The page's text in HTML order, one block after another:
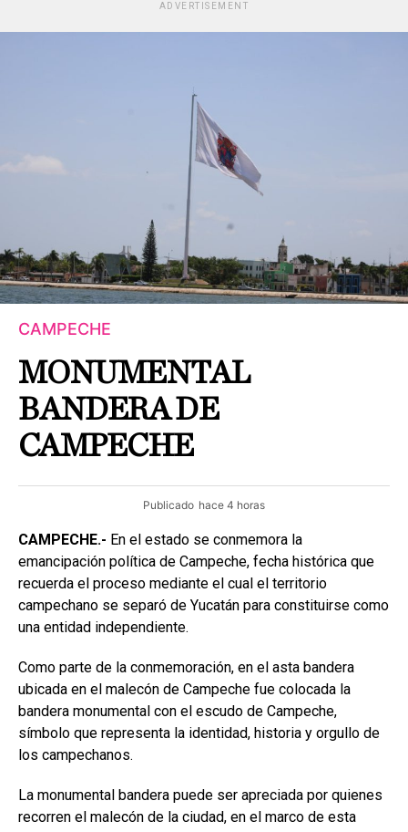
ADVERTISEMENT
CAMPECHE
MONUMENTAL
BANDERA DE
CAMPECHE
Publicado hace 4 horas
CAMPECHE.- En el estado se conmemora la
emancipación política de Campeche, fecha histórica que
recuerda el proceso mediante el cual el territorio
campechano se separó de Yucatán para constituirse como
una entidad independiente.
Como parte de la conmemoración, en el asta bandera
ubicada en el malecón de Campeche fue colocada la
bandera monumental con el escudo de Campeche,
símbolo que representa la identidad, historia y orgullo de
los campechanos.
La monumental bandera puede ser apreciada por quienes
recorren el malecón de la ciudad, en el marco de esta